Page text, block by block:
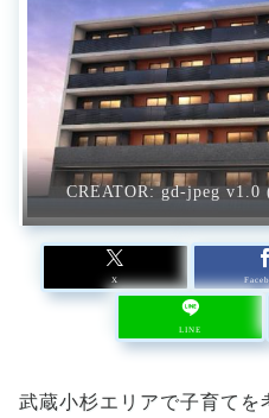
CREATOR: gd-jpeg
X
LINE
武蔵小杉エリアで子育てを